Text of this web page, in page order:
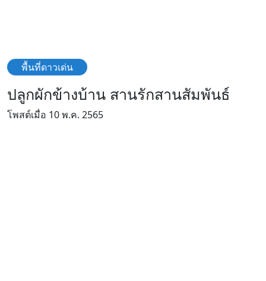
พื้นที่ดาวเด่น
ปลูกผักข้างบ้าน สานรักสานสัมพันธ์
โพสต์เมื่อ 10 พ.ค. 2565